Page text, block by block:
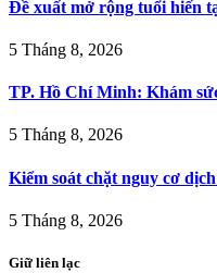
Đề xuất mở rộng tuổi hiến
5 Tháng 8, 2026
TP. Hồ Chí Minh: Khám
5 Tháng 8, 2026
Kiểm soát chặt nguy cơ
5 Tháng 8, 2026
Giữ liên lạc